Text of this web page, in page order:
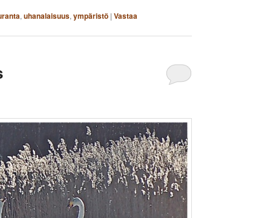
, uhanalaisuus, ympäristö | Vastaa